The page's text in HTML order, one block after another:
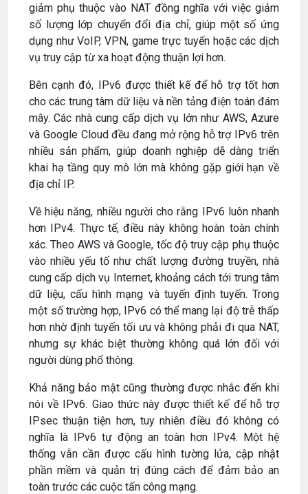
giảm phụ thuộc vào NAT đồng nghĩa với việc giảm
số lượng lớp chuyển đổi địa chỉ, giúp một số ứng
dụng như VoIP, VPN, game trực tuyến hoặc các dịch
vụ truy cập từ xa hoạt động thuận lợi hơn.
Bên cạnh đó, IPv6 được thiết kế để hỗ trợ tốt hơn
cho các trung tâm dữ liệu và nền tảng điện toán đám
mây. Các nhà cung cấp dịch vụ lớn như AWS, Azure
và Google Cloud đều đang mở rộng hỗ trợ IPv6 trên
nhiều sản phẩm, giúp doanh nghiệp dễ dàng triển
khai hạ tầng quy mô lớn mà không gặp giới hạn về
địa chỉ IP.
Về hiệu năng, nhiều người cho rằng IPv6 luôn nhanh
hơn IPv4. Thực tế, điều này không hoàn toàn chính
xác. Theo AWS và Google, tốc độ truy cập phụ thuộc
vào nhiều yếu tố như chất lượng đường truyền, nhà
cung cấp dịch vụ Internet, khoảng cách tới trung tâm
dữ liệu, cấu hình mạng và tuyến định tuyến. Trong
một số trường hợp, IPv6 có thể mang lại độ trễ thấp
hơn nhờ định tuyến tối ưu và không phải đi qua NAT,
nhưng sự khác biệt thường không quá lớn đối với
người dùng phổ thông.
Khả năng bảo mật cũng thường được nhắc đến khi
nói về IPv6. Giao thức này được thiết kế để hỗ trợ
IPsec thuận tiện hơn, tuy nhiên điều đó không có
nghĩa là IPv6 tự động an toàn hơn IPv4. Một hệ
thống vẫn cần được cấu hình tường lửa, cập nhật
phần mềm và quản trị đúng cách để đảm bảo an
toàn trước các cuộc tấn công mạng.